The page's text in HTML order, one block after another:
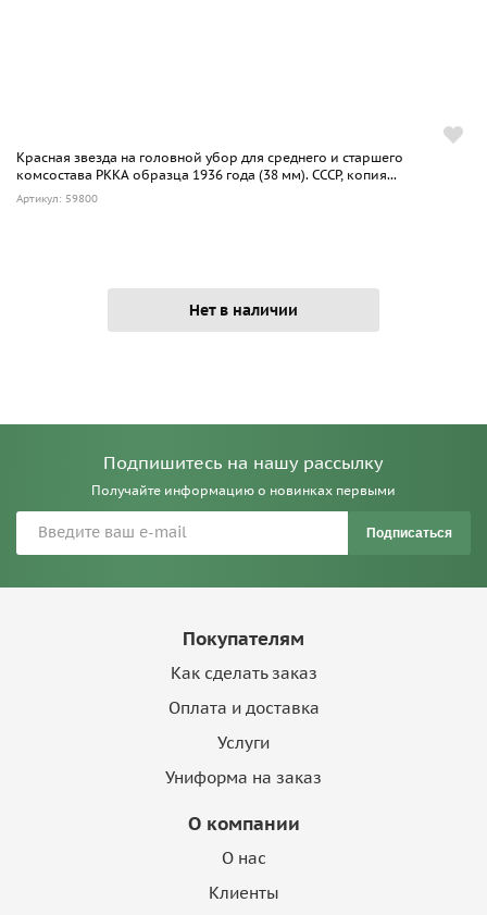
Красная звезда на головной убор для среднего и старшего
комсостава РККА образца 1936 года (38 мм). СССР, копия...
Артикул: 59800
Нет в наличии
Подпишитесь на нашу рассылку
Получайте информацию о новинках первыми
Подписаться
Покупателям
Как сделать заказ
Оплата и доставка
Услуги
Униформа на заказ
О компании
О нас
Клиенты